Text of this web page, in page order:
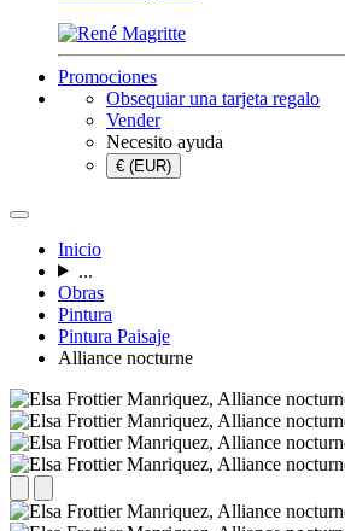
Promociones
Obsequiar una tarjeta regalo
Vender
Necesito ayuda
€ (EUR)
Inicio
...
Obras
Pintura
Pintura Paisaje
Alliance nocturne